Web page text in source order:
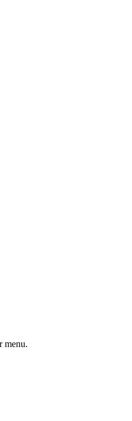
menu.